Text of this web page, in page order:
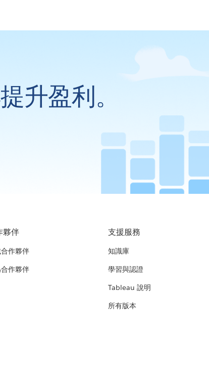
升盈利。
夥伴
作夥伴
作夥伴
支援服務
知識庫
學習與認證
Tableau 說明
所有版本